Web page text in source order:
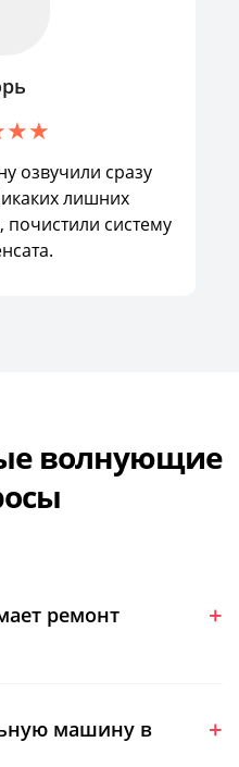
озвучили сразу
лишних
систему
волнующие
ремонт
машину в